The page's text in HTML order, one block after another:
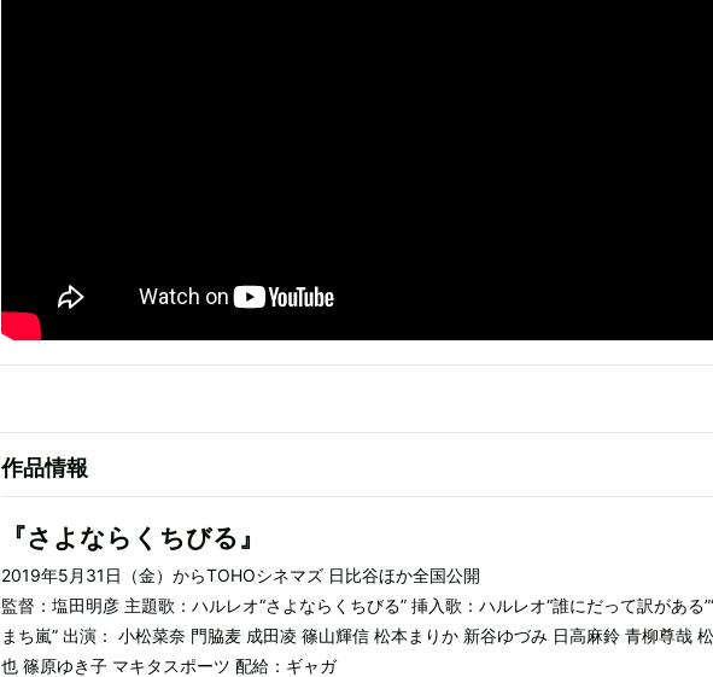
作品情報
『さよならくちびる』
2019年5月31日（金）からTOHOシネマズ 日比谷ほか全国公開
監督：塩田明彦 主題歌：ハルレオ“さよならくちびる” 挿入歌：ハルレオ“誰にだって訳がある
まち嵐” 出演： 小松菜奈 門脇麦 成田凌 篠山輝信 松本まりか 新谷ゆづみ 日高麻鈴 青柳尊哉
也 篠原ゆき子 マキタスポーツ 配給：ギャガ